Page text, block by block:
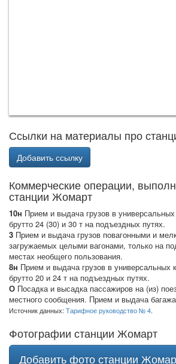
Ссылки на материалы про
Добавить ссылку
Коммерческие операции,
станции Жомарт
10н Прием и выдача грузов в
брутто 24 (30) и 30 т на подъездных путях.
3 Прием и выдача грузов повагонными и
загружаемых целыми вагонами, только на
местах необщего пользования.
8н Прием и выдача грузов в универсальных
брутто 20 и 24 т на подъездных путях.
О Посадка и высадка пассажиров на (из)
местного сообщения. Прием и выдача
Источник данных: Тарифное руководство № 4.
Фотографии станции Жомарт
Добавить фото станции